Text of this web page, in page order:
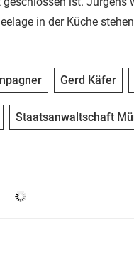
in der Küche
Gerd Käfer
Staatsanwaltschaft